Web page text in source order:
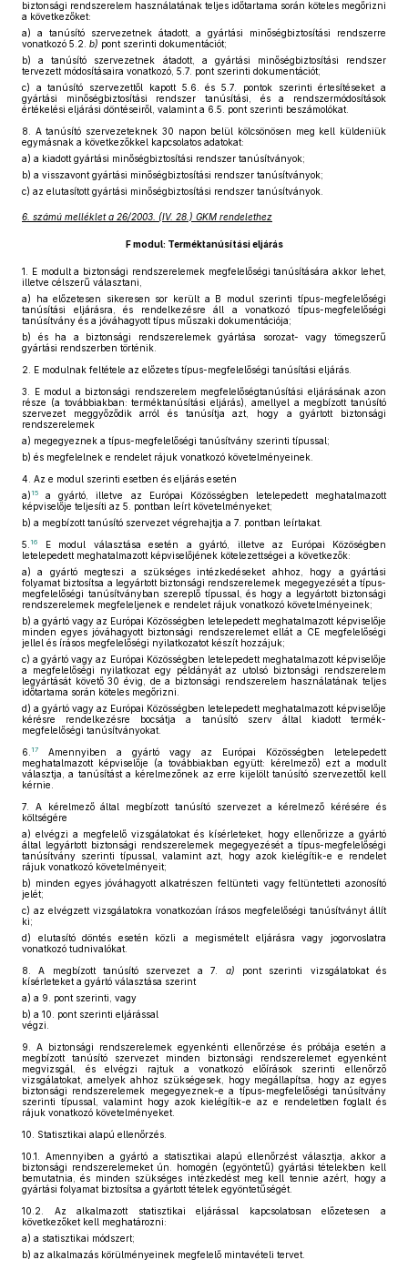
biztonsági rendszerelem használatának teljes időtartama során köteles megőrizni
a következőket:
a) a tanúsító szervezetnek átadott, a gyártási minőségbiztosítási rendszerre
vonatkozó 5.2. b) pont szerinti dokumentációt;
b) a tanúsító szervezetnek átadott, a gyártási minőségbiztosítási rendszer
tervezett módosításaira vonatkozó, 5.7. pont szerinti dokumentációt;
c) a tanúsító szervezettől kapott 5.6. és 5.7. pontok szerinti értesítéseket a
gyártási minőségbiztosítási rendszer tanúsítási, és a rendszermódosítások
értékelési eljárási döntéseiről, valamint a 6.5. pont szerinti beszámolókat.
8.
A tanúsító szervezeteknek 30 napon belül kölcsönösen meg kell küldeniük
egymásnak a következőkkel kapcsolatos adatokat:
a) a kiadott gyártási minőségbiztosítási rendszer tanúsítványok;
b) a visszavont gyártási minőségbiztosítási rendszer tanúsítványok;
c) az elutasított gyártási minőségbiztosítási rendszer tanúsítványok.
6. számú melléklet a 26/2003. (IV. 28.) GKM rendelethez
F modul: Terméktanúsítási eljárás
1.
E modult a biztonsági rendszerelemek megfelelőségi tanúsítására akkor lehet,
illetve célszerű választani,
a) ha előzetesen sikeresen sor került a B modul szerinti típus-megfelelőségi
tanúsítási eljárásra, és rendelkezésre áll a vonatkozó típus-megfelelőségi
tanúsítvány és a jóváhagyott típus műszaki dokumentációja;
b) és ha a biztonsági rendszerelemek gyártása sorozat- vagy tömegszerű
gyártási rendszerben történik.
2.
E modulnak feltétele az előzetes típus-megfelelőségi tanúsítási eljárás.
3.
E modul a biztonsági rendszerelem megfelelőségtanúsítási eljárásának azon
része (a továbbiakban: terméktanúsítási eljárás), amellyel a megbízott tanúsító
szervezet meggyőződik arról és tanúsítja azt, hogy a gyártott biztonsági
rendszerelemek
a) megegyeznek a típus-megfelelőségi tanúsítvány szerinti típussal;
b) és megfelelnek e rendelet rájuk vonatkozó követelményeinek.
4. Az e modul szerinti esetben és eljárás esetén
a) 15
a gyártó, illetve az Európai Közösségben letelepedett meghatalmazott
képviselője teljesíti az 5. pontban leírt követelményeket;
b) a megbízott tanúsító szervezet végrehajtja a 7. pontban leírtakat.
5. 16
E modul választása esetén a gyártó, illetve az Európai Közöségben
letelepedett meghatalmazott képviselőjének kötelezettségei a következők:
a) a gyártó megteszi a szükséges intézkedéseket ahhoz, hogy a gyártási
folyamat biztosítsa a legyártott biztonsági rendszerelemek megegyezését a típus-
megfelelőségi tanúsítványban szereplő típussal, és hogy a legyártott biztonsági
rendszerelemek megfeleljenek e rendelet rájuk vonatkozó követelményeinek;
b) a gyártó vagy az Európai Közösségben letelepedett meghatalmazott képviselője
minden egyes jóváhagyott biztonsági rendszerelemet ellát a CE megfelelőségi
jellel és írásos megfelelőségi nyilatkozatot készít hozzájuk;
c) a gyártó vagy az Európai Közösségben letelepedett meghatalmazott képviselője
a megfelelőségi nyilatkozat egy példányát az utolsó biztonsági rendszerelem
legyártását követő 30 évig, de a biztonsági rendszerelem használatának teljes
időtartama során köteles megőrizni.
d) a gyártó vagy az Európai Közösségben letelepedett meghatalmazott képviselője
kérésre rendelkezésre bocsátja a tanúsító szerv által kiadott termék-
megfelelőségi tanúsítványokat.
6. 17
Amennyiben a gyártó vagy az Európai Közösségben letelepedett
meghatalmazott képviselője (a továbbiakban együtt: kérelmező) ezt a modult
választja, a tanúsítást a kérelmezőnek az erre kijelölt tanúsító szervezettől kell
kérnie.
7.
A kérelmező által megbízott tanúsító szervezet a kérelmező kérésére és
költségére
a) elvégzi a megfelelő vizsgálatokat és kísérleteket, hogy ellenőrizze a gyártó
által legyártott biztonsági rendszerelemek megegyezését a típus-megfelelőségi
tanúsítvány szerinti típussal, valamint azt, hogy azok kielégítik-e e rendelet
rájuk vonatkozó követelményeit;
b) minden egyes jóváhagyott alkatrészen feltünteti vagy feltüntetteti azonosító
jelét;
c) az elvégzett vizsgálatokra vonatkozóan írásos megfelelőségi tanúsítványt állít
ki;
d) elutasító döntés esetén közli a megismételt eljárásra vagy jogorvoslatra
vonatkozó tudnivalókat.
8.
A megbízott tanúsító szervezet a 7. a) pont szerinti vizsgálatokat és
kísérleteket a gyártó választása szerint
a) a 9. pont szerinti, vagy
b) a 10. pont szerinti eljárással
végzi.
9.
A biztonsági rendszerelemek egyenkénti ellenőrzése és próbája esetén a
megbízott tanúsító szervezet minden biztonsági rendszerelemet egyenként
megvizsgál, és elvégzi rajtuk a vonatkozó előírások szerinti ellenőrző
vizsgálatokat, amelyek ahhoz szükségesek, hogy megállapítsa, hogy az egyes
biztonsági rendszerelemek megegyeznek-e a típus-megfelelőségi tanúsítvány
szerinti típussal, valamint hogy azok kielégítik-e az e rendeletben foglalt és
rájuk vonatkozó követelményeket.
10.
Statisztikai alapú ellenőrzés.
10.1.
Amennyiben a gyártó a statisztikai alapú ellenőrzést választja, akkor a
biztonsági rendszerelemeket ún. homogén (egyöntetű) gyártási tételekben kell
bemutatnia, és minden szükséges intézkedést meg kell tennie azért, hogy a
gyártási folyamat biztosítsa a gyártott tételek egyöntetűségét.
10.2.
Az alkalmazott statisztikai eljárással kapcsolatosan előzetesen a
következőket kell meghatározni:
a) a statisztikai módszert;
b) az alkalmazás körülményeinek megfelelő mintavételi tervet.